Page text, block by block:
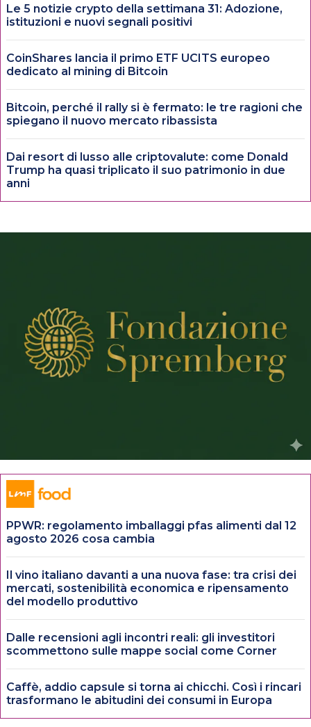
Le 5 notizie crypto della settimana 31: Adozione,
istituzioni e nuovi segnali positivi
CoinShares lancia il primo ETF UCITS europeo
dedicato al mining di Bitcoin
Bitcoin, perché il rally si è fermato: le tre ragioni che
spiegano il nuovo mercato ribassista
Dai resort di lusso alle criptovalute: come Donald
Trump ha quasi triplicato il suo patrimonio in due
anni
PPWR: regolamento imballaggi pfas alimenti dal 12
agosto 2026 cosa cambia
Il vino italiano davanti a una nuova fase: tra crisi dei
mercati, sostenibilità economica e ripensamento
del modello produttivo
Dalle recensioni agli incontri reali: gli investitori
scommettono sulle mappe social come Corner
Caffè, addio capsule si torna ai chicchi. Così i rincari
trasformano le abitudini dei consumi in Europa